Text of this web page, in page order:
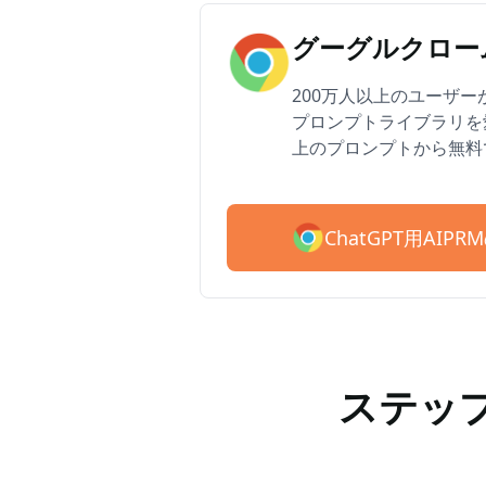
グーグルクロ
200万人以上のユーザ
プロンプトライブラリ
上のプロンプトから無料
ChatGPT用
ステッ